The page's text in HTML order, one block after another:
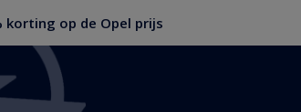
korting op de Opel prijs